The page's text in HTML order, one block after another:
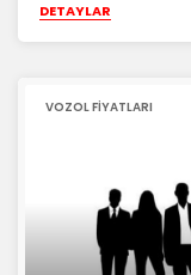
DETAYLAR
VOZOL FIYATLARI